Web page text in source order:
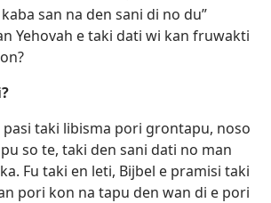
san na den sani di no du”
Yehovah e taki dati wi kan fruwakti
pasi taki libisma pori grontapu, noso
so te, taki den sani dati no man
Fu taki en leti, Bijbel e pramisi taki
pori kon na tapu den wan di e pori